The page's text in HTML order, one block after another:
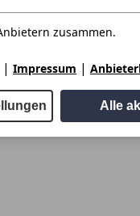
zusammen.
| Impressum |
Alle